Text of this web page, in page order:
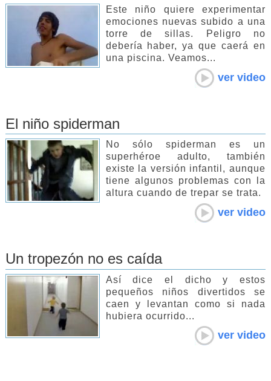
Este niño quiere experimentar
emociones nuevas subido a una
torre de sillas. Peligro no
debería haber, ya que caerá en
una piscina. Veamos...
ver video
El niño spiderman
No sólo spiderman es un
superhéroe adulto, también
existe la versión infantil, aunque
tiene algunos problemas con la
altura cuando de trepar se trata.
ver video
Un tropezón no es caída
Así dice el dicho y estos
pequeños niños divertidos se
caen y levantan como si nada
hubiera ocurrido...
ver video